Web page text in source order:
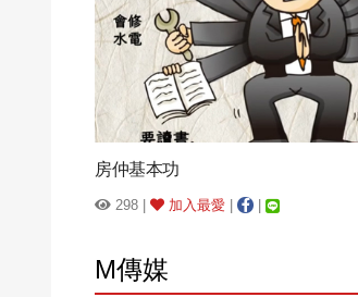
房仲基本功
298 | 加入最愛
M傳媒